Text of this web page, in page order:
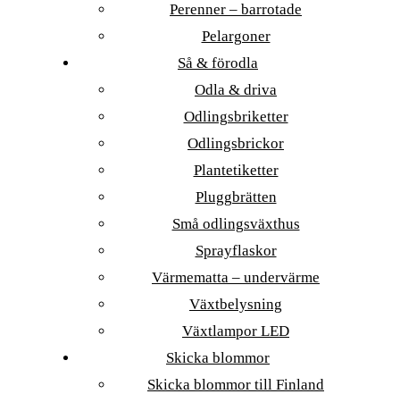
Perenner – barrotade
Pelargoner
Så & förodla
Odla & driva
Odlingsbriketter
Odlingsbrickor
Plantetiketter
Pluggbrätten
Små odlingsväxthus
Sprayflaskor
Värmematta – undervärme
Växtbelysning
Växtlampor LED
Skicka blommor
Skicka blommor till Finland